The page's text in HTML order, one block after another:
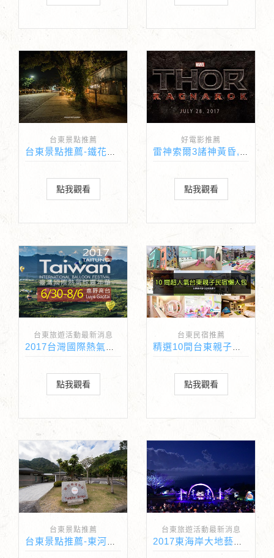
台東景點推薦
台東景點推薦-鐵花村音樂聚落 加贈鯉魚山夜景
點我觀看
好電影推薦
雷神索爾3諸神黃昏,官方中文預告,上映日期2017年10月26日
點我觀看
台東旅遊活動最新消息
點我觀看
台東民宿推薦
點我觀看
台東景點推薦
台東景點推薦-東河橋遊憩區
台東旅遊活動最新消息
2017東海岸大地藝術節月光・海音樂會